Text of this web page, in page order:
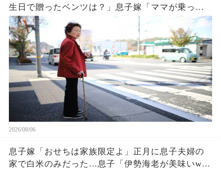
生日で贈ったベンツは？」息子嫁「ママが乗って
るわ！お義母さんは若いから不要でしょw」息子
「はぁ…そうか…」→1週間後、息子嫁は青ざめ地
獄へw
2026/08/06
息子嫁「おせちは家族限定よ」正月に息子夫婦の
家で白米のみだった…息子「伊勢海老が美味いw」